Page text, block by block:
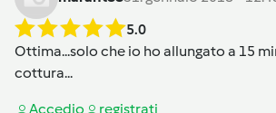
5.0
Ottima...solo che io ho allungato a 15
cottura...
Accedio registrati